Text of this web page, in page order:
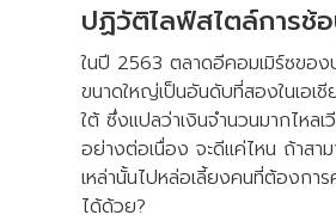
ปฏิวัติไลฟ์สไตล์การช้
ในปี 2563 ตลาดอีคอมเมิร์ซของ
ขนาดใหญ่เป็นอันดับที่สองในเอเ
ใต้ ซึ่งแปลว่าเงินจำนวนมากไหลเ
อย่างต่อเนื่อง จะดีแค่ไหน ถ้าสา
เหล่านั้นไปหล่อเลี้ยงคนที่ต้องกา
ได้ด้วย?